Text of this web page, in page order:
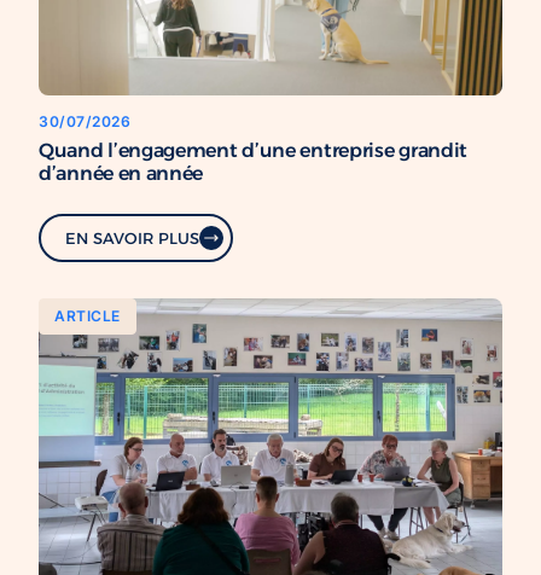
30/07/2026
Quand l’engagement d’une entreprise grandit
d’année en année
EN SAVOIR PLUS
ARTICLE